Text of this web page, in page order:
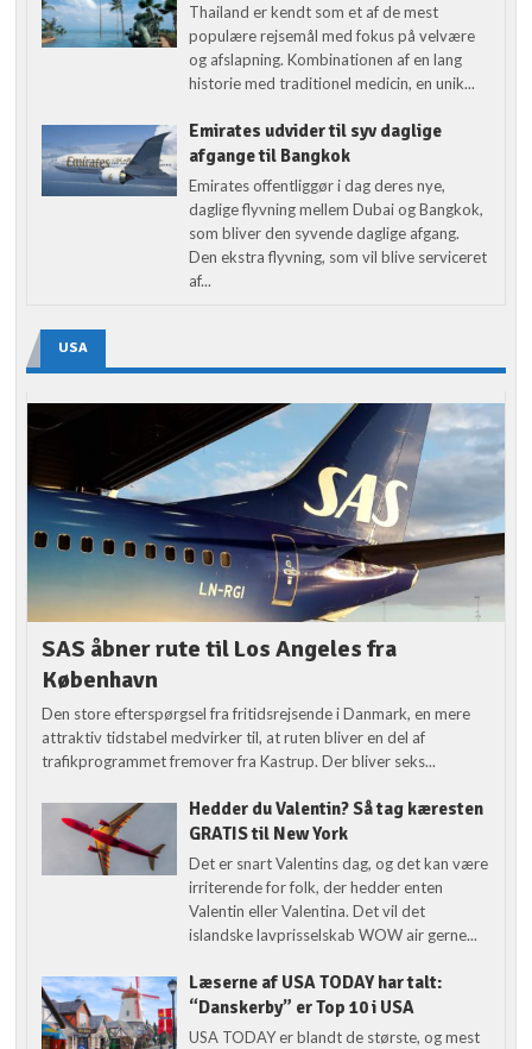
Thailand er kendt som et af de mest
populære rejsemål med fokus på velvære
og afslapning. Kombinationen af en lang
historie med traditionel medicin, en unik...
Emirates udvider til syv daglige
afgange til Bangkok
Emirates offentliggør i dag deres nye,
daglige flyvning mellem Dubai og Bangkok,
som bliver den syvende daglige afgang.
Den ekstra flyvning, som vil blive serviceret
af...
USA
SAS åbner rute til Los Angeles fra
København
Den store efterspørgsel fra fritidsrejsende i Danmark, en mere
attraktiv tidstabel medvirker til, at ruten bliver en del af
trafikprogrammet fremover fra Kastrup. Der bliver seks...
Hedder du Valentin? Så tag kæresten
GRATIS til New York
Det er snart Valentins dag, og det kan være
irriterende for folk, der hedder enten
Valentin eller Valentina. Det vil det
islandske lavprisselskab WOW air gerne...
Læserne af USA TODAY har talt:
“Danskerby” er Top 10 i USA
USA TODAY er blandt de største, og mest